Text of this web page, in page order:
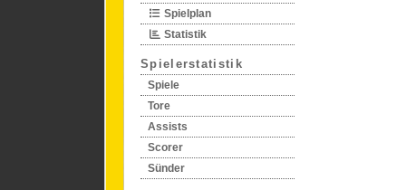
Spielplan
Statistik
Spielerstatistik
Spiele
Tore
Assists
Scorer
Sünder